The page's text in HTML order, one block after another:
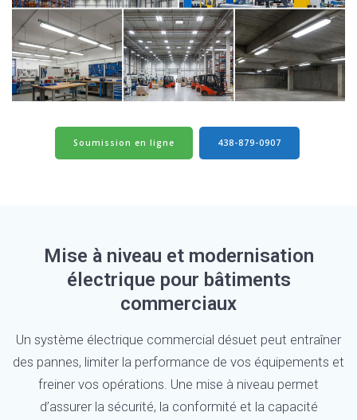
Soumission en ligne 438-879-0907
Mise à niveau et modernisation
électrique pour bâtiments
commerciaux
Un système électrique commercial désuet peut entraîner
des pannes, limiter la performance de vos équipements et
freiner vos opérations. Une mise à niveau permet
d’assurer la sécurité, la conformité et la capacité